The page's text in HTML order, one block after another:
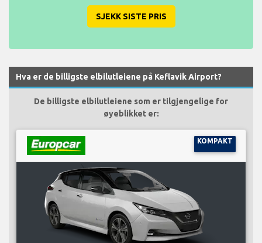
SJEKK SISTE PRIS
Hva er de billigste elbilutleiene på Keflavik Airport?
De billigste elbilutleiene som er tilgjengelige for
øyeblikket er:
KOMPAKT